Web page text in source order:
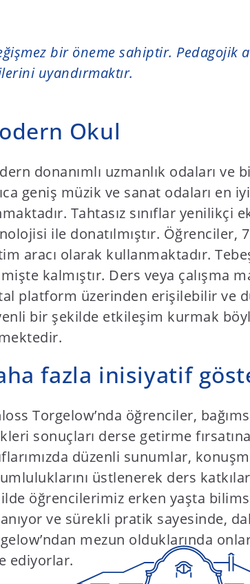
bir öneme sahiptir. Pedagojik
uyandırmaktır.
Okul
donanımlı uzmanlık odaları
geniş müzik ve sanat odaları en
Tahtasız sınıflar yenilikçi
ile donatılmıştır. Öğrenciler,
aracı olarak kullanmaktadır.
kalmıştır. Ders veya çalışma
platform üzerinden erişilebilir ve
bir şekilde etkileşim kurmak
fazla inisiyatif
Torgelow’nda öğrenciler,
sonuçları derse getirme
düzenli sunumlar,
üstlenerek ders
öğrencilerimiz erken yaşta
ve sürekli pratik sayesinde,
mezun olduklarında
ediyorlar.